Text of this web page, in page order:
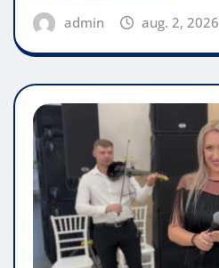
admin aug. 2, 2026